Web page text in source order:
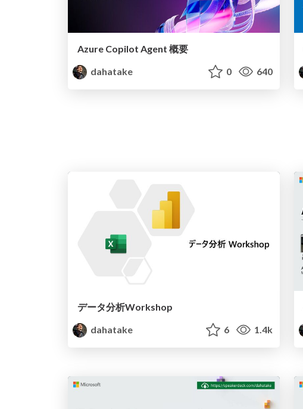
Azure Copilot Agent 概要
dahatake
0 640
データ分析Workshop
dahatake
6 1.4k